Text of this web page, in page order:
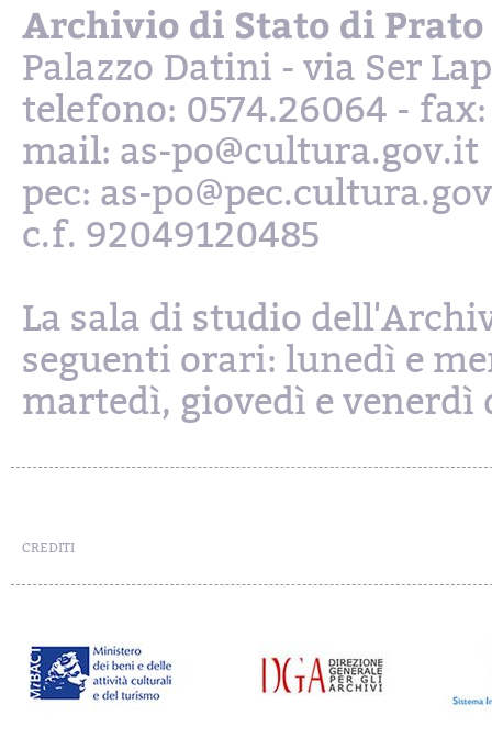
Archivio di Stato di Prato
Palazzo Datini - via Ser
telefono: 0574.26064 - fax:
mail: as-po@cultura.gov.it
pec: as-
c.f. 92049120485
La sala di studio
seguenti orari: lunedì e
martedì, giovedì e venerdì
CREDITI